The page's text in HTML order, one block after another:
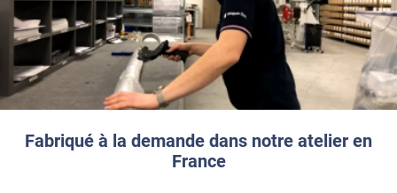
Fabriqué à la demande dans notre atelier en
France